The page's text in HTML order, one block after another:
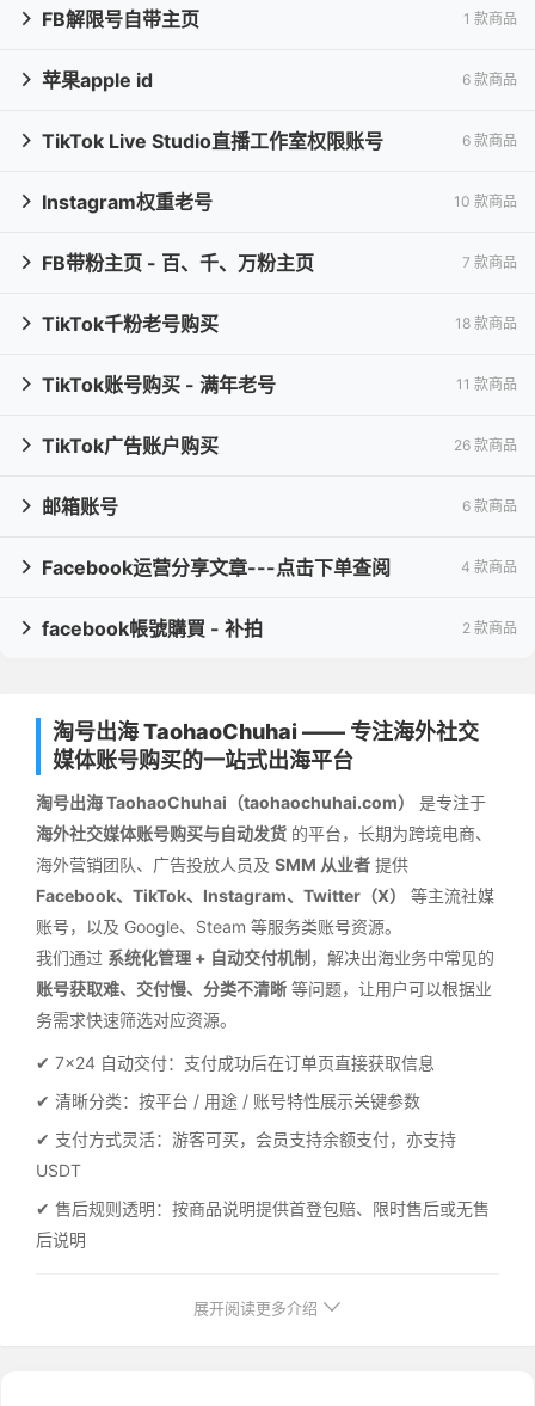
FB解限号自带主页 1 款商品

苹果apple id 6 款商品

TikTok Live Studio直播工作室权限账号 6 款商品

Instagram权重老号 10 款商品

FB带粉主页 - 百、千、万粉主页 7 款商品

TikTok千粉老号购买 18 款商品

TikTok账号购买 - 满年老号 11 款商品

TikTok广告账户购买 26 款商品

邮箱账号 6 款商品

Facebook运营分享文章---点击下单查阅 4 款商品

facebook帳號購買 - 补拍 2 款商品

淘号出海 TaohaoChuhai —— 专注海外社交
媒体账号购买的一站式出海平台
淘号出海 TaohaoChuhai（taohaochuhai.com）
是专注于
海外社交媒体账号购买与自动发货 的平台，长期为跨境电商、
海外营销团队、广告投放人员及 SMM 从业者 提供
Facebook、TikTok、Instagram、Twitter（X）
等主流社媒
账号，以及 Google、Steam 等服务类账号资源。
我们通过 系统化管理 + 自动交付机制 ，解决出海业务中常见的
账号获取难、交付慢、分类不清晰 等问题，让用户可以根据业
务需求快速筛选对应资源。
✔ 7×24 自动交付：支付成功后在订单页直接获取信息
✔ 清晰分类：按平台 / 用途 / 账号特性展示关键参数
✔ 支付方式灵活：游客可买，会员支持余额支付，亦支持
USDT
✔ 售后规则透明：按商品说明提供首登包赔、限时售后或无售
后说明
展开阅读更多介绍